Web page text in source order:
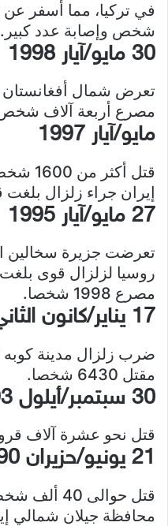
شخص وإصابة عدد كبير.
30 مايو/آيار 1998
تعرض شمال
مصرع أربعة آلاف
مايو/آيار 1997
قتل
إيران جراء زلزال بلغت قوته
27 مايو/آيار 1995
تعرضت جزيرة
مصرع 1998 شخصا.
17 يناير/كانون الثاني 1995
ضرب زلزال مدينة كوبه
مقتل 6430 شخصا.
30 سبتمبر/أيلول 1993
قتل نحو عشرة آلاف
21 يونيو/حزيران 1990
قتل حوالى
محافظة جيلان شمالي